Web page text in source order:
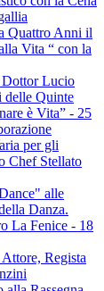
Quattro Anni il
Vita “ con la
Lucio
delle Quinte
è Vita” - 25
per gli
Chef Stellato
alle
Danza.
La Fenice - 18
Regista